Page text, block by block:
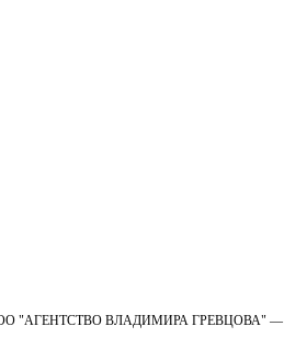
OOO "АГЕНТСТВО ВЛАДИМИРА ГРЕВЦОВА" —